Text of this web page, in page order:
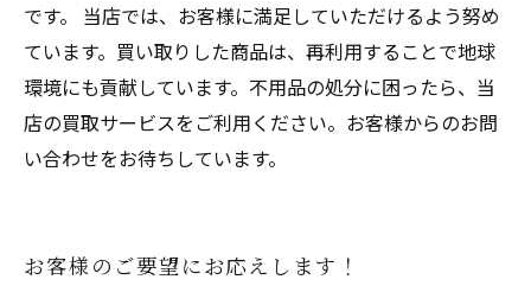
です。 当店では、お客様に満足していただけるよう努め
ています。買い取りした商品は、再利用することで地球
環境にも貢献しています。不用品の処分に困ったら、当
店の買取サービスをご利用ください。お客様からのお問
い合わせをお待ちしています。
お客様のご要望にお応えします！